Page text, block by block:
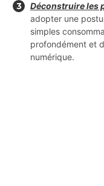
Déconstruire les
adopter une
simples
profondément et
numérique.